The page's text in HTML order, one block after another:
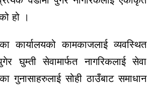
हो ।
कार्यालयको कामकाजलाई व्यवस्थित
घुम्ती सेवामार्फत नागरिकलाई सेवा
गुनासाहरुलाई सोही ठाउँबाट समाधान